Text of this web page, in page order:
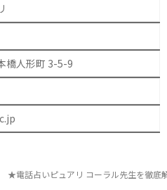
橋人形町 3-5-9
★電話占いピュアリ コーラル先生を徹底